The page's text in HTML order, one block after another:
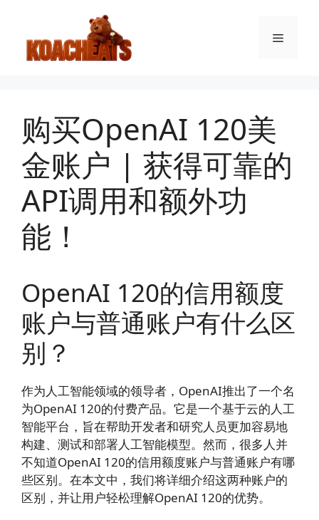
菜
购买OpenAI 120美
金账户 | 获得可靠的
API调用和额外功
能！
OpenAI 120的信用额度
账户与普通账户有什么区
别？
作为人工智能领域的领导者，OpenAI推出了一个名
为OpenAI 120的付费产品。它是一个基于云的人工
智能平台，旨在帮助开发者和研究人员更加容易地
构建、测试和部署人工智能模型。然而，很多人并
不知道OpenAI 120的信用额度账户与普通账户有哪
些区别。在本文中，我们将详细介绍这两种账户的
区别，并让用户轻松理解OpenAI 120的优势。